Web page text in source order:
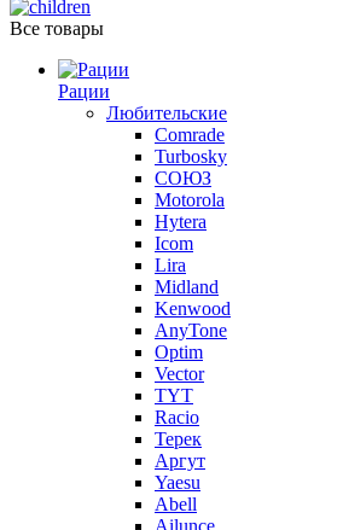
Все товары
Рации
Любительские
Comrade
Turbosky
СОЮЗ
Motorola
Hytera
Icom
Lira
Midland
Kenwood
AnyTone
Optim
Vector
TYT
Racio
Терек
Аргут
Yaesu
Abell
Ailunce